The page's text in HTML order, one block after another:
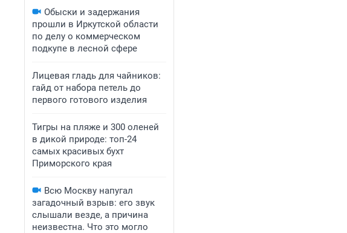
Обыски и задержания
прошли в Иркутской области
по делу о коммерческом
подкупе в лесной сфере
Лицевая гладь для чайников:
гайд от набора петель до
первого готового изделия
Тигры на пляже и 300 оленей
в дикой природе: топ-24
самых красивых бухт
Приморского края
Всю Москву напугал
загадочный взрыв: его звук
слышали везде, а причина
неизвестна. Что это могло